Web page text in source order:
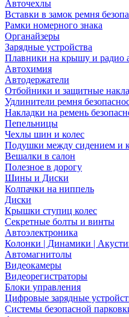
Авточехлы
Вставки в замок ремня
Рамки номерного знака
Органайзеры
Зарядные устройства
Плавники на крышу и радио
Автохимия
Автодержатели
Отбойники и защитные
Удлинители ремня
Накладки на ремень
Пепельницы
Чехлы шин и колес
Подушки между сидением и
Вешалки в салон
Полезное в дорогу
Шины и Диски
Колпачки на ниппель
Диски
Крышки ступиц колес
Секретные болты и винты
Автоэлектроника
Колонки | Динамики |
Автомагнитолы
Видеокамеры
Видеорегистраторы
Блоки управления
Цифровые зарядные
Системы безопасной